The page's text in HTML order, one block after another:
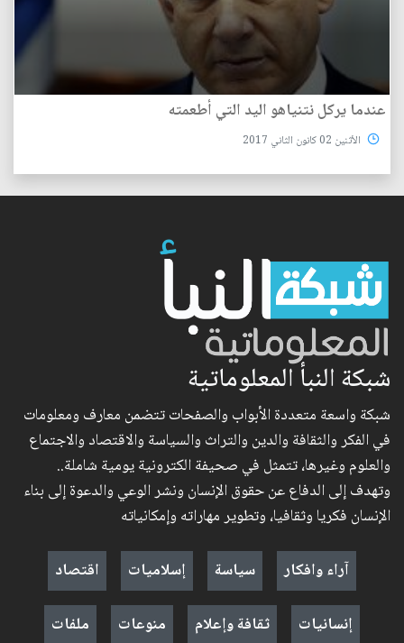
عندما يركل نتنياهو اليد التي أطعمته
الأثنين 02 كانون الثاني 2017
شبكة النبأ المعلوماتية
شبكة واسعة متعددة الأبواب والصفحات تتضمن معارف ومعلومات
في الفكر والثقافة والدين والتراث والسياسة والاقتصاد والاجتماع
والعلوم وغيرها، تتمثل في صحيفة الكترونية يومية شاملة..
وتهدف إلى الدفاع عن حقوق الإنسان ونشر الوعي والدعوة إلى بناء
الإنسان فكريا وثقافيا، وتطوير مهاراته وإمكانياته
آراء وافكار
سياسة إسلاميات
اقتصاد
إنسانيات
ثقافة وإعلام منوعات ملفات